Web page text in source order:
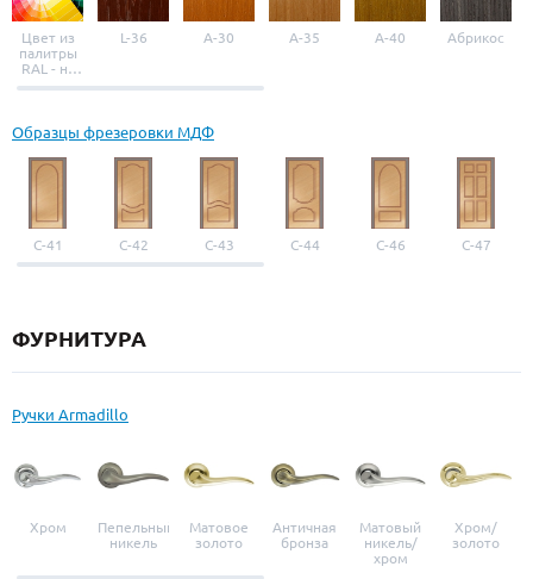
Цвет из
палитры
RAL - на
выбор
L-36 A-30 A-35 A-40 Абрикос
Образцы фрезеровки МДФ
С-41 С-42 С-43 С-44 С-46 С-47
ФУРНИТУРА
Ручки Armadillo
Хром
Пепельный
никель
Матовое
золото
Античная
бронза
Матовый
никель/
хром
Хром/
золото